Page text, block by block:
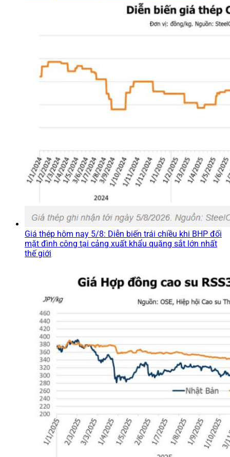
Giá thép hôm nay 5/8: Diễn biến trái chiều khi BHP đối
mặt đình công tại cảng xuất khẩu quặng sắt lớn nhất
thế giới